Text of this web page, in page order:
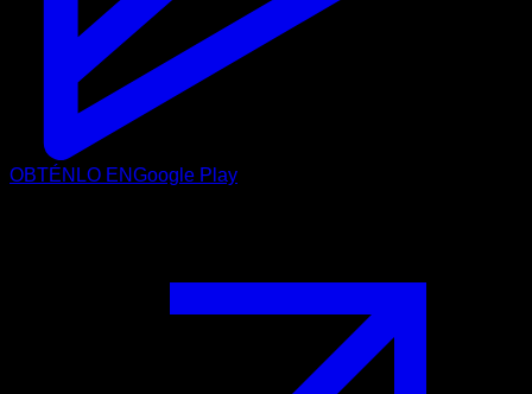
OBTÉNLO ENGoogle Play